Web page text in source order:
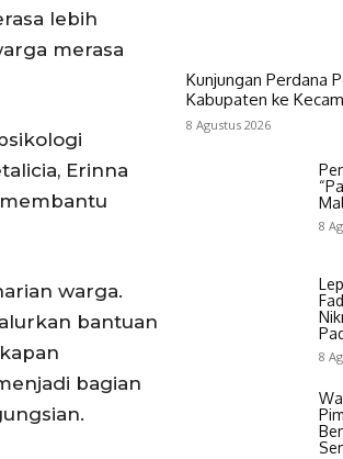
lebih
merasa
Erinna
warga.
bantuan
bagian
Kunjungan Perdana
Kabupaten ke
8 Agustus 2026
8
8